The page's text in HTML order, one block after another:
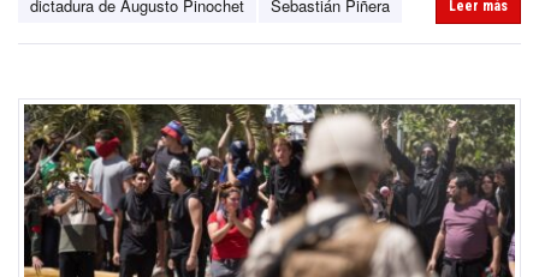
dictadura de Augusto Pinochet Sebastián Piñera Leer más